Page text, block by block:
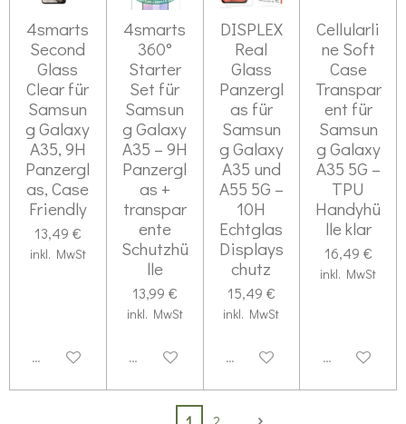
4smarts
Second
Glass
Clear für
Samsun
g Galaxy
A35, 9H
Panzergl
as, Case
Friendly
13,49 €
inkl. MwSt
Deaktiviert
4smarts
360°
Starter
Set für
Samsun
g Galaxy
A35 – 9H
Panzergl
as +
transpar
ente
Schutzhü
lle
13,99 €
inkl. MwSt
Deaktiviert
DISPLEX
Real
Glass
Panzergl
as für
Samsun
g Galaxy
A35 und
A55 5G –
10H
Echtglas
Displays
chutz
15,49 €
inkl. MwSt
Deaktiviert
Cellularli
ne Soft
Case
Transpar
ent für
Samsun
g Galaxy
A35 5G –
TPU
Handyhü
lle klar
16,49 €
inkl. MwSt
Deaktiviert